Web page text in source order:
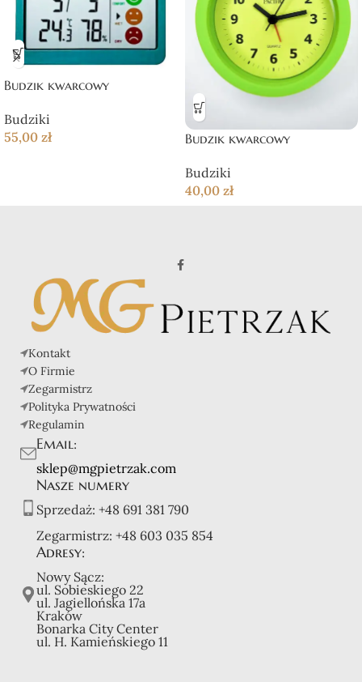
Budzik kwarcowy
Budziki
55,00 zł Budzik kwarcowy
Budziki
40,00 zł
Kontakt
O Firmie
Zegarmistrz
Polityka Prywatności
Regulamin
Email:
sklep@mgpietrzak.com
Nasze numery
Sprzedaż: +48 691 381 790
Zegarmistrz: +48 603 035 854
Adresy:
Nowy Sącz:
ul. Sobieskiego 22
ul. Jagiellońska 17a
Kraków
Bonarka City Center
ul. H. Kamieńskiego 11